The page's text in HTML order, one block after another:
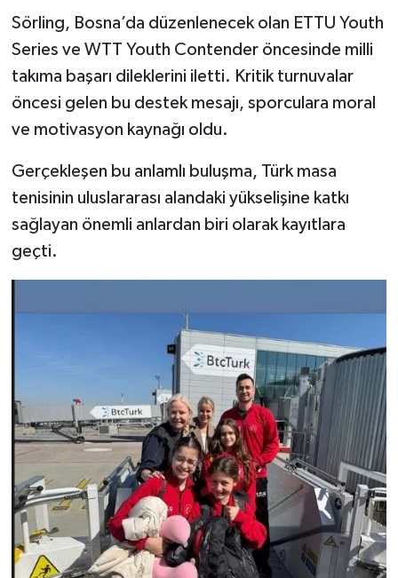
Sörling, Bosna’da düzenlenecek olan ETTU Youth
Series ve WTT Youth Contender öncesinde milli
takıma başarı dileklerini iletti. Kritik turnuvalar
öncesi gelen bu destek mesajı, sporculara moral
ve motivasyon kaynağı oldu.
Gerçekleşen bu anlamlı buluşma, Türk masa
tenisinin uluslararası alandaki yükselişine katkı
sağlayan önemli anlardan biri olarak kayıtlara
geçti.